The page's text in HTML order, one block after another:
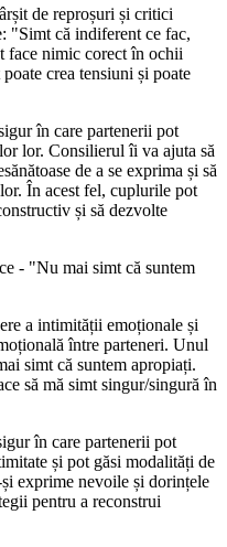
de reproșuri și critici
"Simt că indiferent ce fac,
face nimic corect în ochii
crea tensiuni și poate
în care partenerii pot
lor. Consilierul îi va ajuta să
de a se exprima și să
În acest fel, cuplurile pot
și să dezvolte
- "Nu mai simt că suntem
a intimității emoționale și
între parteneri. Unul
simt că suntem apropiați.
să mă simt singur/singură în
în care partenerii pot
și pot găsi modalități de
exprime nevoile și dorințele
pentru a reconstrui